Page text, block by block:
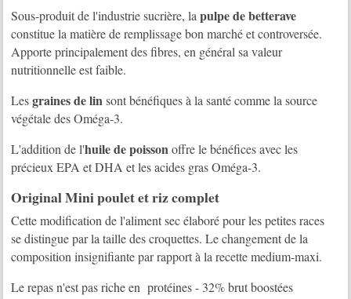
Sous-produit de l'industrie sucrière, lapulpe de betterave
constitue la matière de remplissage bon marché et controversée.
Apporte principalement des fibres, en général sa valeur
nutritionnelle est faible.
Lesgraines de linsont bénéfiques à la santé comme la source
végétale des Oméga-3.
L'addition de l'huile de poissonoffre le bénéfices avec les
précieux EPA et DHA et les acides gras Oméga-3.
Original Mini poulet et riz complet
Cette modification de l'aliment sec élaboré pour les petites races
se distingue par la taille des croquettes. Le changement de la
composition insignifiante par rapport à la recette medium-maxi.
Le repas n'est pas riche en protéines - 32% brut boostées